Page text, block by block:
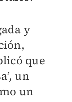
y
que
’, un
un